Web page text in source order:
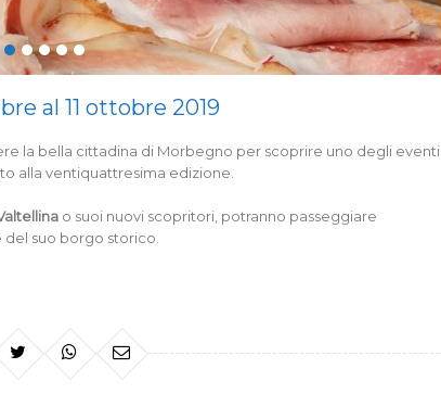
al 11 ottobre 2019
la bella cittadina di Morbegno per scoprire uno degli eventi
alla ventiquattresima edizione.
o suoi nuovi scopritori, potranno passeggiare
suo borgo storico.